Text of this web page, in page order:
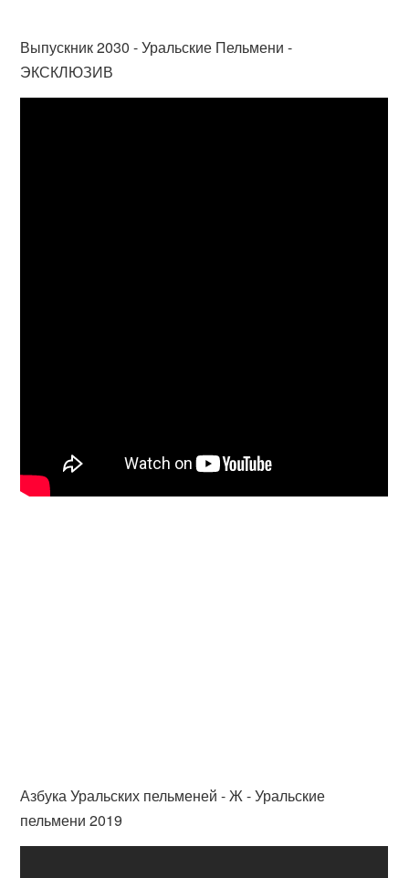
Выпускник 2030 - Уральские Пельмени -
ЭКСКЛЮЗИВ
Азбука Уральских пельменей - Ж - Уральские
пельмени 2019